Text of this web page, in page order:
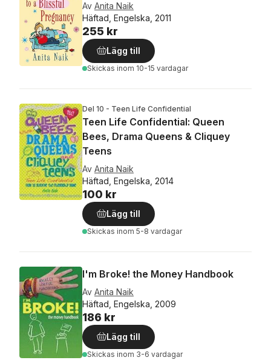
Av Anita Naik
Häftad, Engelska, 2011
255 kr
Lägg till
Skickas inom 10-15 vardagar
Del 10 - Teen Life Confidential
Teen Life Confidential: Queen
Bees, Drama Queens & Cliquey
Teens
Av Anita Naik
Häftad, Engelska, 2014
100 kr
Lägg till
Skickas inom 5-8 vardagar
I'm Broke! the Money Handbook
Av Anita Naik
Häftad, Engelska, 2009
186 kr
Lägg till
Skickas inom 3-6 vardagar